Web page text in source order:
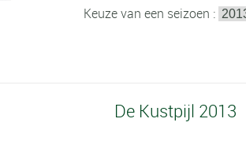
Keuze van een seizoen :
De Kustpijl 2013